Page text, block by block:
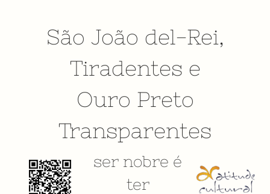
São João del-Rei,
Tiradentes e
Ouro Preto
Transparentes
ser nobre é
ter